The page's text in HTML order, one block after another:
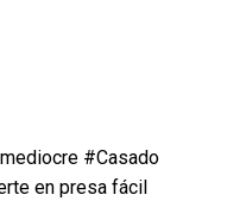
#Casado
en presa fácil